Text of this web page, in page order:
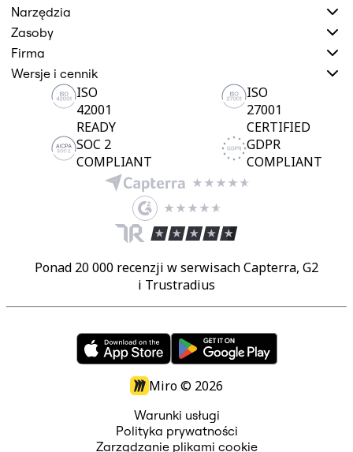
Narzędzia
Zasoby
Firma
Wersje i cennik
ISO
42001
READY
ISO
27001
CERTIFIED
SOC 2
COMPLIANT
GDPR
COMPLIANT
Ponad 20 000 recenzji w serwisach Capterra, G2
i Trustradius
Miro © 2026
Warunki usługi
Polityka prywatności
Zarządzanie plikami cookie